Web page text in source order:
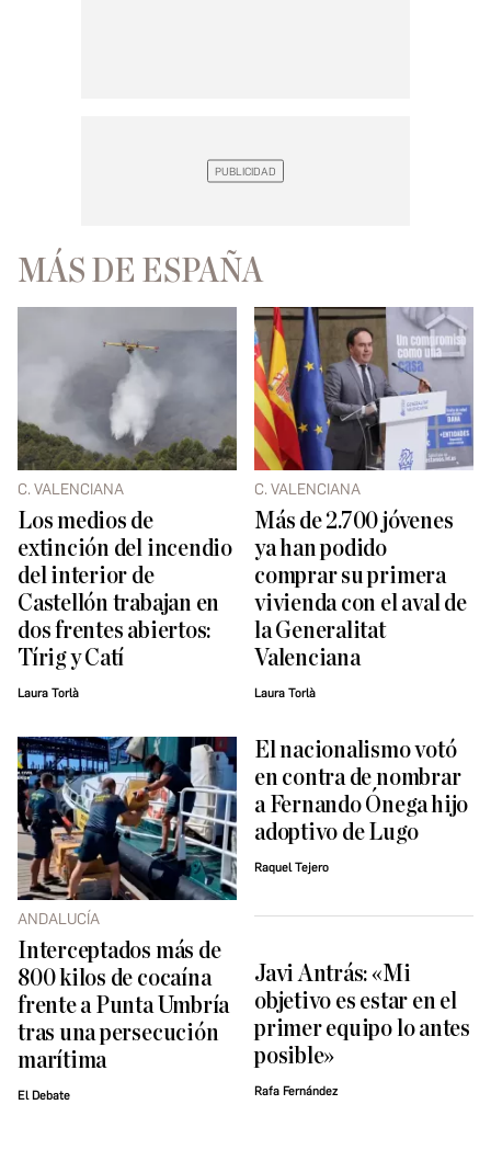
MÁS DE ESPAÑA
C. VALENCIANA
Los medios de
extinción del incendio
del interior de
Castellón trabajan en
dos frentes abiertos:
Tírig y Catí
Laura Torlà
C. VALENCIANA
Más de 2.700 jóvenes
ya han podido
comprar su primera
vivienda con el aval de
la Generalitat
Valenciana
Laura Torlà
ANDALUCÍA
Interceptados más de
800 kilos de cocaína
frente a Punta Umbría
tras una persecución
marítima
El Debate
El nacionalismo votó
en contra de nombrar
a Fernando Ónega hijo
adoptivo de Lugo
Raquel Tejero
Javi Antrás: «Mi
objetivo es estar en el
primer equipo lo antes
posible»
Rafa Fernández